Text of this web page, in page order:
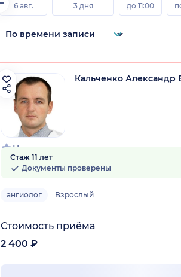
6 авг.
3 дня
до 11:00
Нет оценок
Кальченко Александр
Стаж 11 лет
Документы проверены
ангиолог Взрослый
Стоимость приёма
2 400 ₽